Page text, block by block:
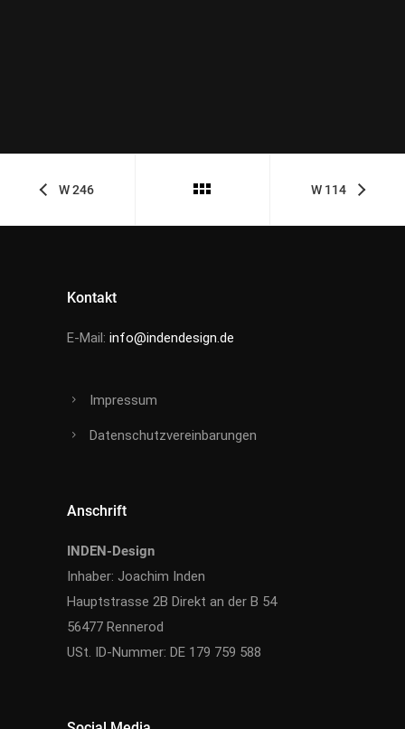
W 246 W 114
Kontakt
E-Mail: info@indendesign.de
Impressum
Datenschutzvereinbarungen
Anschrift
INDEN-Design
Inhaber: Joachim Inden
Hauptstrasse 2B Direkt an der B 54
56477 Rennerod
USt. ID-Nummer: DE 179 759 588